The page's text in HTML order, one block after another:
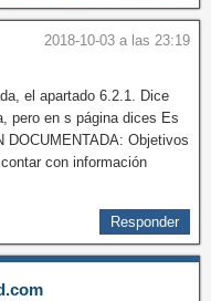
2018-10-03 a las 23:19
el apartado 6.2.1. Dice
pero en s página dices Es
DOCUMENTADA: Objetivos
con información
Responder